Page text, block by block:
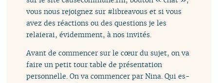
vous nous rejoignez sur #libreavous et si vous
avez des réactions ou des questions je les
relaierai, évidemment, à nos invités.
Avant de commencer sur le cœur du sujet, on va
faire un petit tour table de présentation
personnelle. On va commencer par Nina. Qui es-